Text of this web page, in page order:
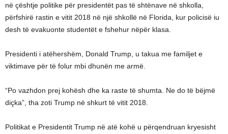
në çështje politike për presidentët pas të shtënave në shkolla,
përfshirë rastin e vitit 2018 në një shkollë në Florida, kur policisë iu
desh të evakuonte studentët e fshehur nëpër klasa.
Presidenti i atëhershëm, Donald Trump, u takua me familjet e
viktimave për të folur mbi dhunën me armë.
“Po vazhdon prej kohësh dhe ka raste të shumta. Ne do të bëjmë
diçka”, tha zoti Trump në shkurt të vitit 2018.
Politikat e Presidentit Trump në atë kohë u përqendruan kryesisht